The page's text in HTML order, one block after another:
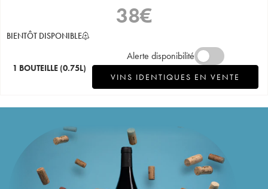
BIENTÔT DISPONIBLE
38€
1 BOUTEILLE (0.75L)
Alerte disponibilité
VINS IDENTIQUES EN VENTE